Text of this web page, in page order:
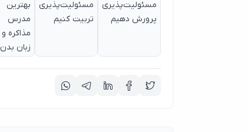
مسئولیت‌پذیری
پرورش دهیم
مسئولیت‌پذیری
تربیت کنیم
بهترین
مدرس
مذاکره و
زبان بدن